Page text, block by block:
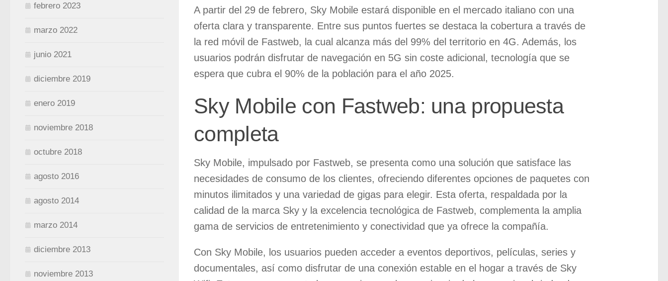
A partir del 29 de febrero, Sky Mobile estará disponible en el mercado italiano con una
oferta clara y transparente. Entre sus puntos fuertes se destaca la cobertura a través de
la red móvil de Fastweb, la cual alcanza más del 99% del territorio en 4G. Además, los
usuarios podrán disfrutar de navegación en 5G sin coste adicional, tecnología que se
espera que cubra el 90% de la población para el año 2025.
Sky Mobile con Fastweb: una propuesta
completa
Sky Mobile, impulsado por Fastweb, se presenta como una solución que satisface las
necesidades de consumo de los clientes, ofreciendo diferentes opciones de paquetes con
minutos ilimitados y una variedad de gigas para elegir. Esta oferta, respaldada por la
calidad de la marca Sky y la excelencia tecnológica de Fastweb, complementa la amplia
gama de servicios de entretenimiento y conectividad que ya ofrece la compañía.
Con Sky Mobile, los usuarios pueden acceder a eventos deportivos, películas, series y
documentales, así como disfrutar de una conexión estable en el hogar a través de Sky
febrero 2023
marzo 2022
junio 2021
diciembre 2019
enero 2019
noviembre 2018
octubre 2018
agosto 2016
agosto 2014
marzo 2014
diciembre 2013
noviembre 2013